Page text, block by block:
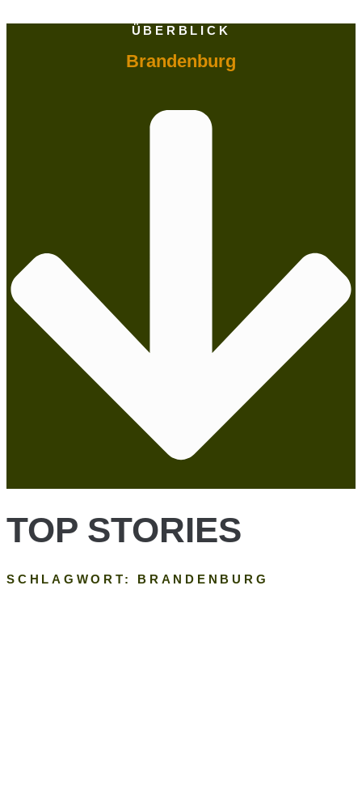
ÜBERBLICK
Brandenburg
TOP STORIES
SCHLAGWORT: BRANDENBURG